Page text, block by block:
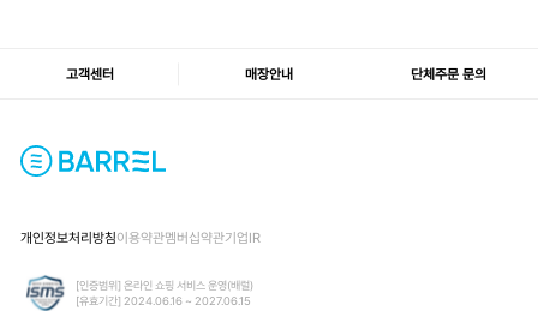
[인증범위] 온라인 쇼핑 서비스 운영(배럴)